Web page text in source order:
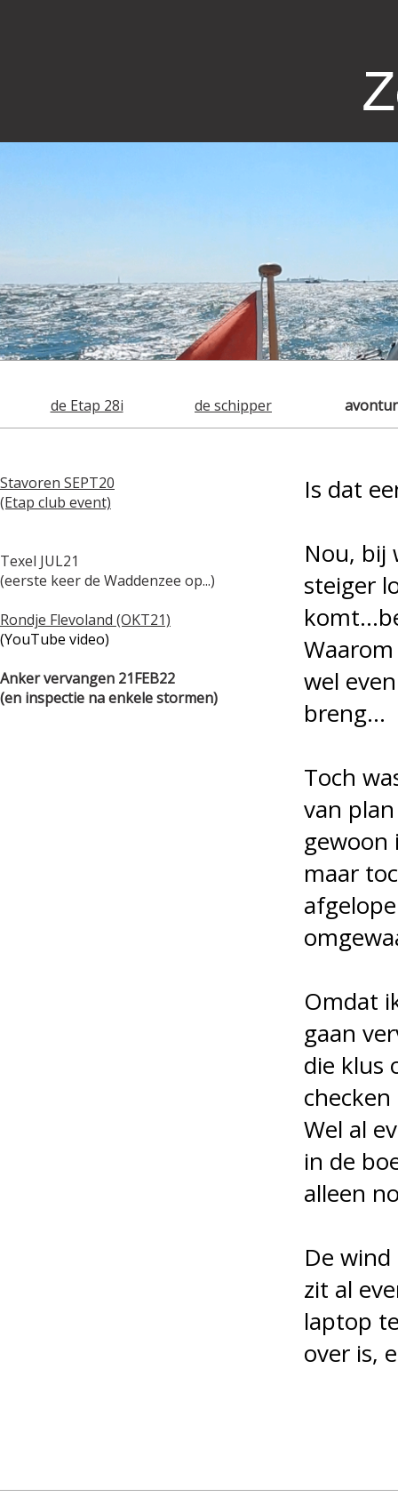
de Etap 28i de schipper
Stavoren SEPT20
(Etap club event)
Texel JUL21
(eerste keer de Waddenzee op...)
Rondje Flevoland (OKT21)
(YouTube video)
Anker vervangen 21FEB22
(en inspectie na enkele stormen)
Is dat
Nou, bij
steiger
wel
breng...
Toch
van
gewoon
maar
Omdat
gaan
die klus
Wel al
in de
alleen
De
zit al
laptop
over is,